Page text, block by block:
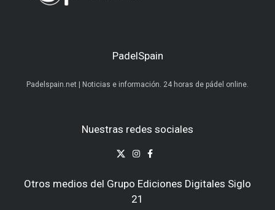
PadelSpain
Padelspain.net | Noticias e información. 24 horas de pádel online.
Nuestras redes sociales
Otros medios del Grupo Ediciones Digitales Siglo
21